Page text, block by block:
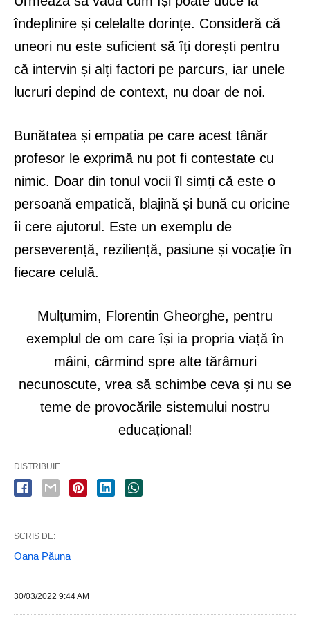
îndeplinire și celelalte dorințe. Consideră că
uneori nu este suficient să îți dorești pentru
că intervin și alți factori pe parcurs, iar unele
lucruri depind de context, nu doar de noi.
Bunătatea și empatia pe care acest tânăr
profesor le exprimă nu pot fi contestate cu
nimic. Doar din tonul vocii îl simți că este o
persoană empatică, blajină și bună cu oricine
îi cere ajutorul. Este un exemplu de
perseverență, reziliență, pasiune și vocație în
fiecare celulă.
Mulțumim, Florentin Gheorghe, pentru
exemplul de om care își ia propria viață în
mâini, cârmind spre alte tărâmuri
necunoscute, vrea să schimbe ceva și nu se
teme de provocările sistemului nostru
educațional!
DISTRIBUIE
SCRIS DE:
Oana Păuna
30/03/2022 9:44 AM